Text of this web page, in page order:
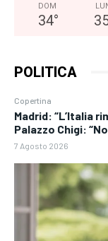
DOM
34°
POLITICA
Copertina
Madrid: “L’Italia
Palazzo Chigi:
7 Agosto 2026